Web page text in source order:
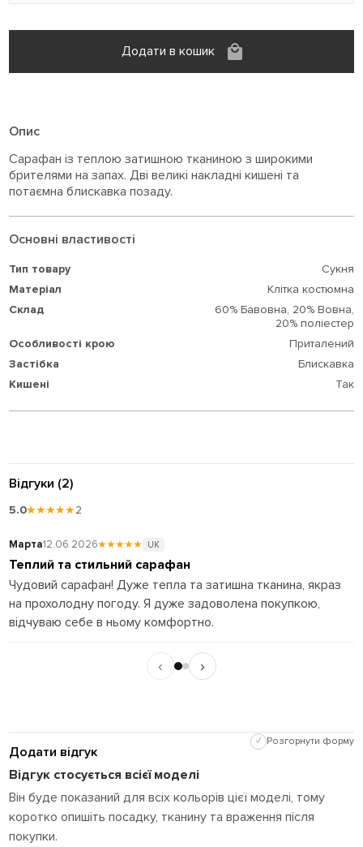
Додати в кошик
Опис
Сарафан із теплою затишною тканиною з широкими
брителями на запах. Дві великі накладні кишені та
потаємна блискавка позаду.
Основні властивості
Тип товару
Сукня
Матеріал
Клітка костюмна
Склад
60% Бавовна, 20% Вовна,
20% поліестер
Особливості крою
Приталений
Застібка
Блискавка
Кишені
Так
Відгуки (2)
5.0★★★★★2
Марта12.06.2026★★★★★ UK
Теплий та стильний сарафан
Чудовий сарафан! Дуже тепла та затишна тканина, якраз
на прохолодну погоду. Я дуже задоволена покупкою,
відчуваю себе в ньому комфортно.
‹ ›
Додати відгук
✓ Розгорнути форму
Відгук стосується всієї моделі
Він буде показаний для всіх кольорів цієї моделі, тому
коротко опишіть посадку, тканину та враження після
покупки.